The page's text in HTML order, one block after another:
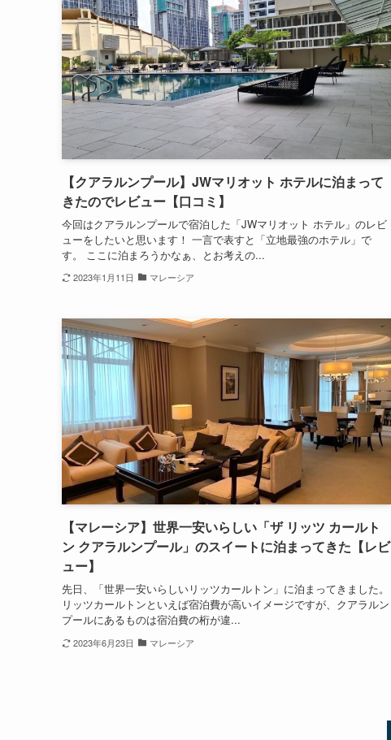
【クアラルンプール】JWマリオット ホテルに泊まって
きたのでレビュー【口コミ】
今回はクアラルンプールで宿泊した「JWマリオット ホテル」のレビ
ューをしたいと思います！ 一言で表すと「立地最強のホテル」で
す。 ここに泊まろうかなぁ、とお考えの...
2023年1月11日 マレーシア
【マレーシア】世界一安いらしい「ザ リッツ カールト
ン クアラルンプール」のスイートに泊まってきた【レビ
ュー】
先日、「世界一安いらしいリッツカールトン」に泊まってきました。
リッツカールトンといえば宿泊費が高いイメージですが、クアラルン
プールにあるものは宿泊費の桁が違...
2023年6月23日 マレーシア